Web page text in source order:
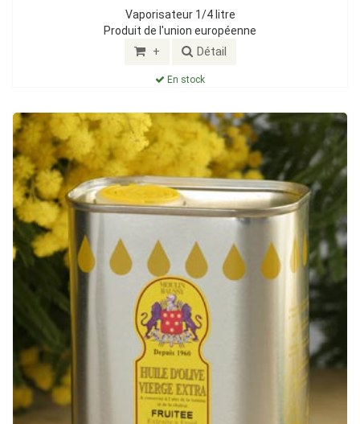
Vaporisateur 1/4 litre
Produit de l'union européenne
+ Détail
En stock